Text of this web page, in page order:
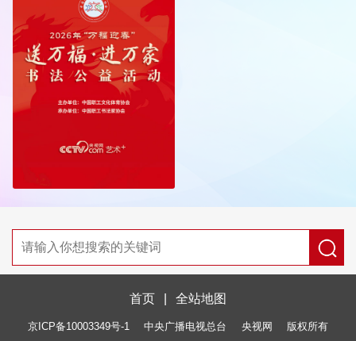
首页 全站地图
京ICP备10003349号-1 中央广播电视总台 央视网 版权所有